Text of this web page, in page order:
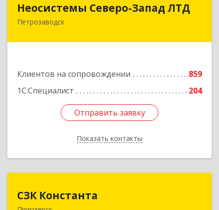
Неосистемы Северо-Запад ЛТД
Петрозаводск
Клиентов на сопровождении
859
1С:Специалист
204
Отправить заявку
Показать контакты
185001, Карелия Респ, Петрозаводск г,
Подробнее
Отправить заявку
Назад
СЗК Константа